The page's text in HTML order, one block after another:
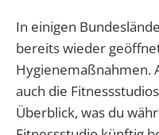
In einigen
bereits wieder
Hygienemaßnahmen.
auch die
Überblick, was du